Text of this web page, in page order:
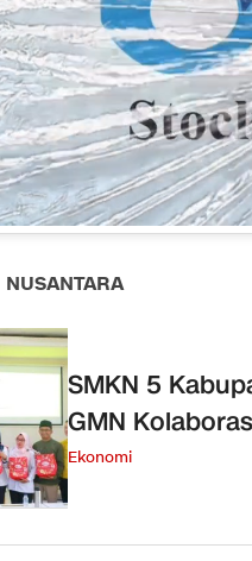
SMKN 5
GMN
Ekonomi